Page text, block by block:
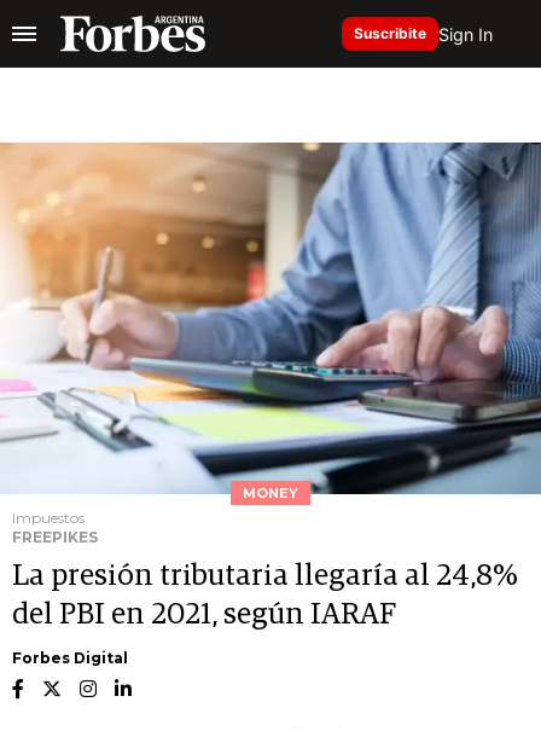
Suscribite Sign In
MONEY
Impuestos
FREEPIKES
La presión tributaria llegaría al 24,8%
del PBI en 2021, según IARAF
Forbes Digital